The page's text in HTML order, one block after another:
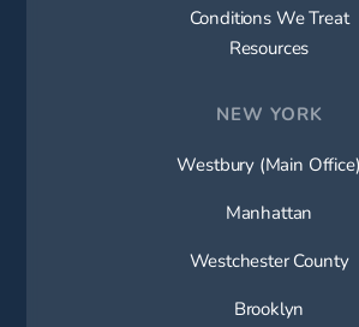
Conditions We Treat
Resources
NEW YORK
Westbury (Main Office)
Manhattan
Westchester County
Brooklyn